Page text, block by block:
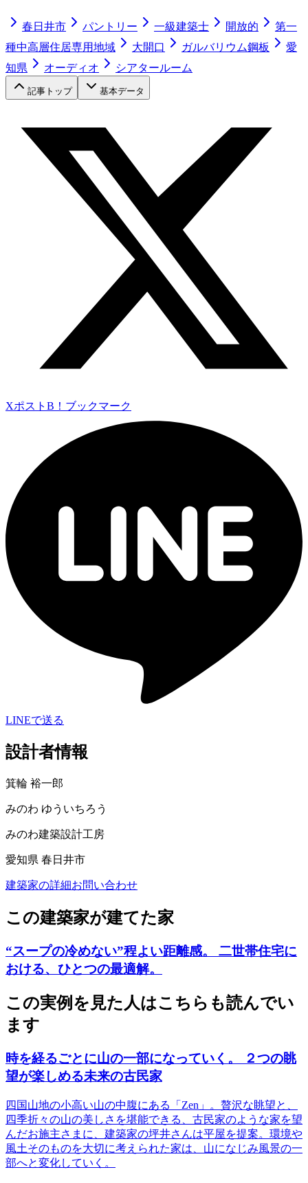
春日井市 パントリー 一級建築士 開放的
第一
種中高層住居専用地域
大開口 ガルバリウム鋼板
愛
知県
オーディオ シアタールーム
記事トップ 基本データ
Xポスト B！ブックマーク
LINEで送る
設計者情報
箕輪 裕一郎
みのわ ゆういちろう
みのわ建築設計工房
愛知県 春日井市
建築家の詳細お問い合わせ
この建築家が建てた家
“スープの冷めない”程よい距離感。 二世帯住宅に
おける、ひとつの最適解。
この実例を見た人はこちらも読んでい
ます
時を経るごとに山の一部になっていく。 ２つの眺
望が楽しめる未来の古民家
四国山地の小高い山の中腹にある「Zen」。贅沢な眺望と、
四季折々の山の美しさを堪能できる、古民家のような家を望
んだお施主さまに、建築家の坪井さんは平屋を提案。環境や
風土そのものを大切に考えられた家は、山になじみ風景の一
部へと変化していく。